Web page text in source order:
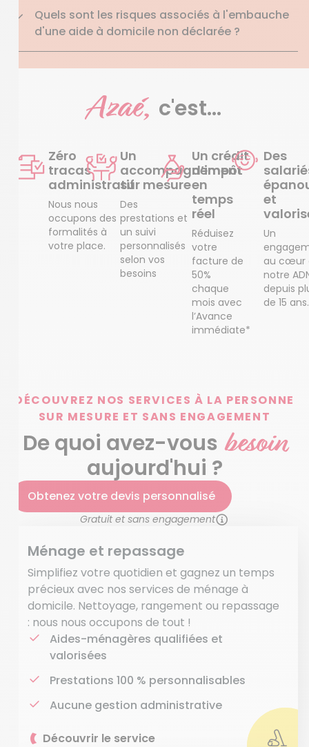
Quels sont les risques associés à l'embauche
d'une aide à domicile non déclarée ?
Azaé, c'est...
Zéro
tracas
administratif
Nous nous
occupons des
formalités à
votre place.
Un
accompagnement
sur mesure
Des
prestations et
un suivi
personnalisés
selon vos
besoins
Un crédit
d’impôt
en
temps
réel
Réduisez
votre
facture de
50%
chaque
mois avec
l’Avance
immédiate*
Des
et
Un
au cœur
notre
depuis
de 15 ans.
DÉCOUVREZ NOS SERVICES À LA PERSONNE
SUR MESURE ET SANS ENGAGEMENT
De quoi avez-vous besoin
aujourd'hui ?
Obtenez votre devis personnalisé
Gratuit et sans engagement
Ménage et repassage
Simplifiez votre quotidien et gagnez un temps
précieux avec nos services de ménage à
domicile. Nettoyage, rangement ou repassage
: nous nous occupons de tout !
Aides-ménagères qualifiées et
valorisées
Prestations 100 % personnalisables
Aucune gestion administrative
Découvrir le service